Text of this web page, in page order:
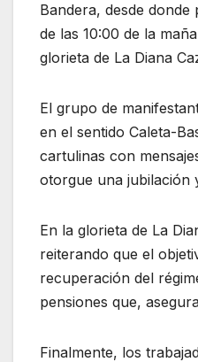
Bandera, desde
de las 10:00 de la
glorieta de La Diana
El grupo de
en el sentido Caleta-
cartulinas con
otorgue una jubilación
En la glorieta de La
reiterando que el
recuperación del
pensiones que,
Finalmente, los